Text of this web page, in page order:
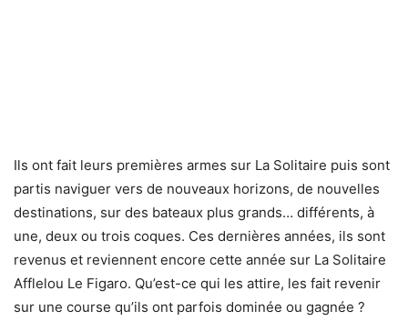
Ils ont fait leurs premières armes sur La Solitaire puis sont
partis naviguer vers de nouveaux horizons, de nouvelles
destinations, sur des bateaux plus grands… différents, à
une, deux ou trois coques. Ces dernières années, ils sont
revenus et reviennent encore cette année sur La Solitaire
Afflelou Le Figaro. Qu’est-ce qui les attire, les fait revenir
sur une course qu’ils ont parfois dominée ou gagnée ?